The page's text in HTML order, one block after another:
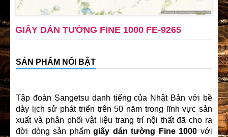
GIẤY DÁN TƯỜNG FINE 1000 FE-9265
SẢN PHẨM NỔI BẬT
Tập đoàn Sangetsu danh tiếng của Nhật Bản với bề
dày lịch sử phát triển trên 50 năm trong lĩnh vực sản
xuất và phân phối vật liệu trang trí nội thất đã cho ra
đời dòng sản phẩmgiấy dán tường Fine 1000 với